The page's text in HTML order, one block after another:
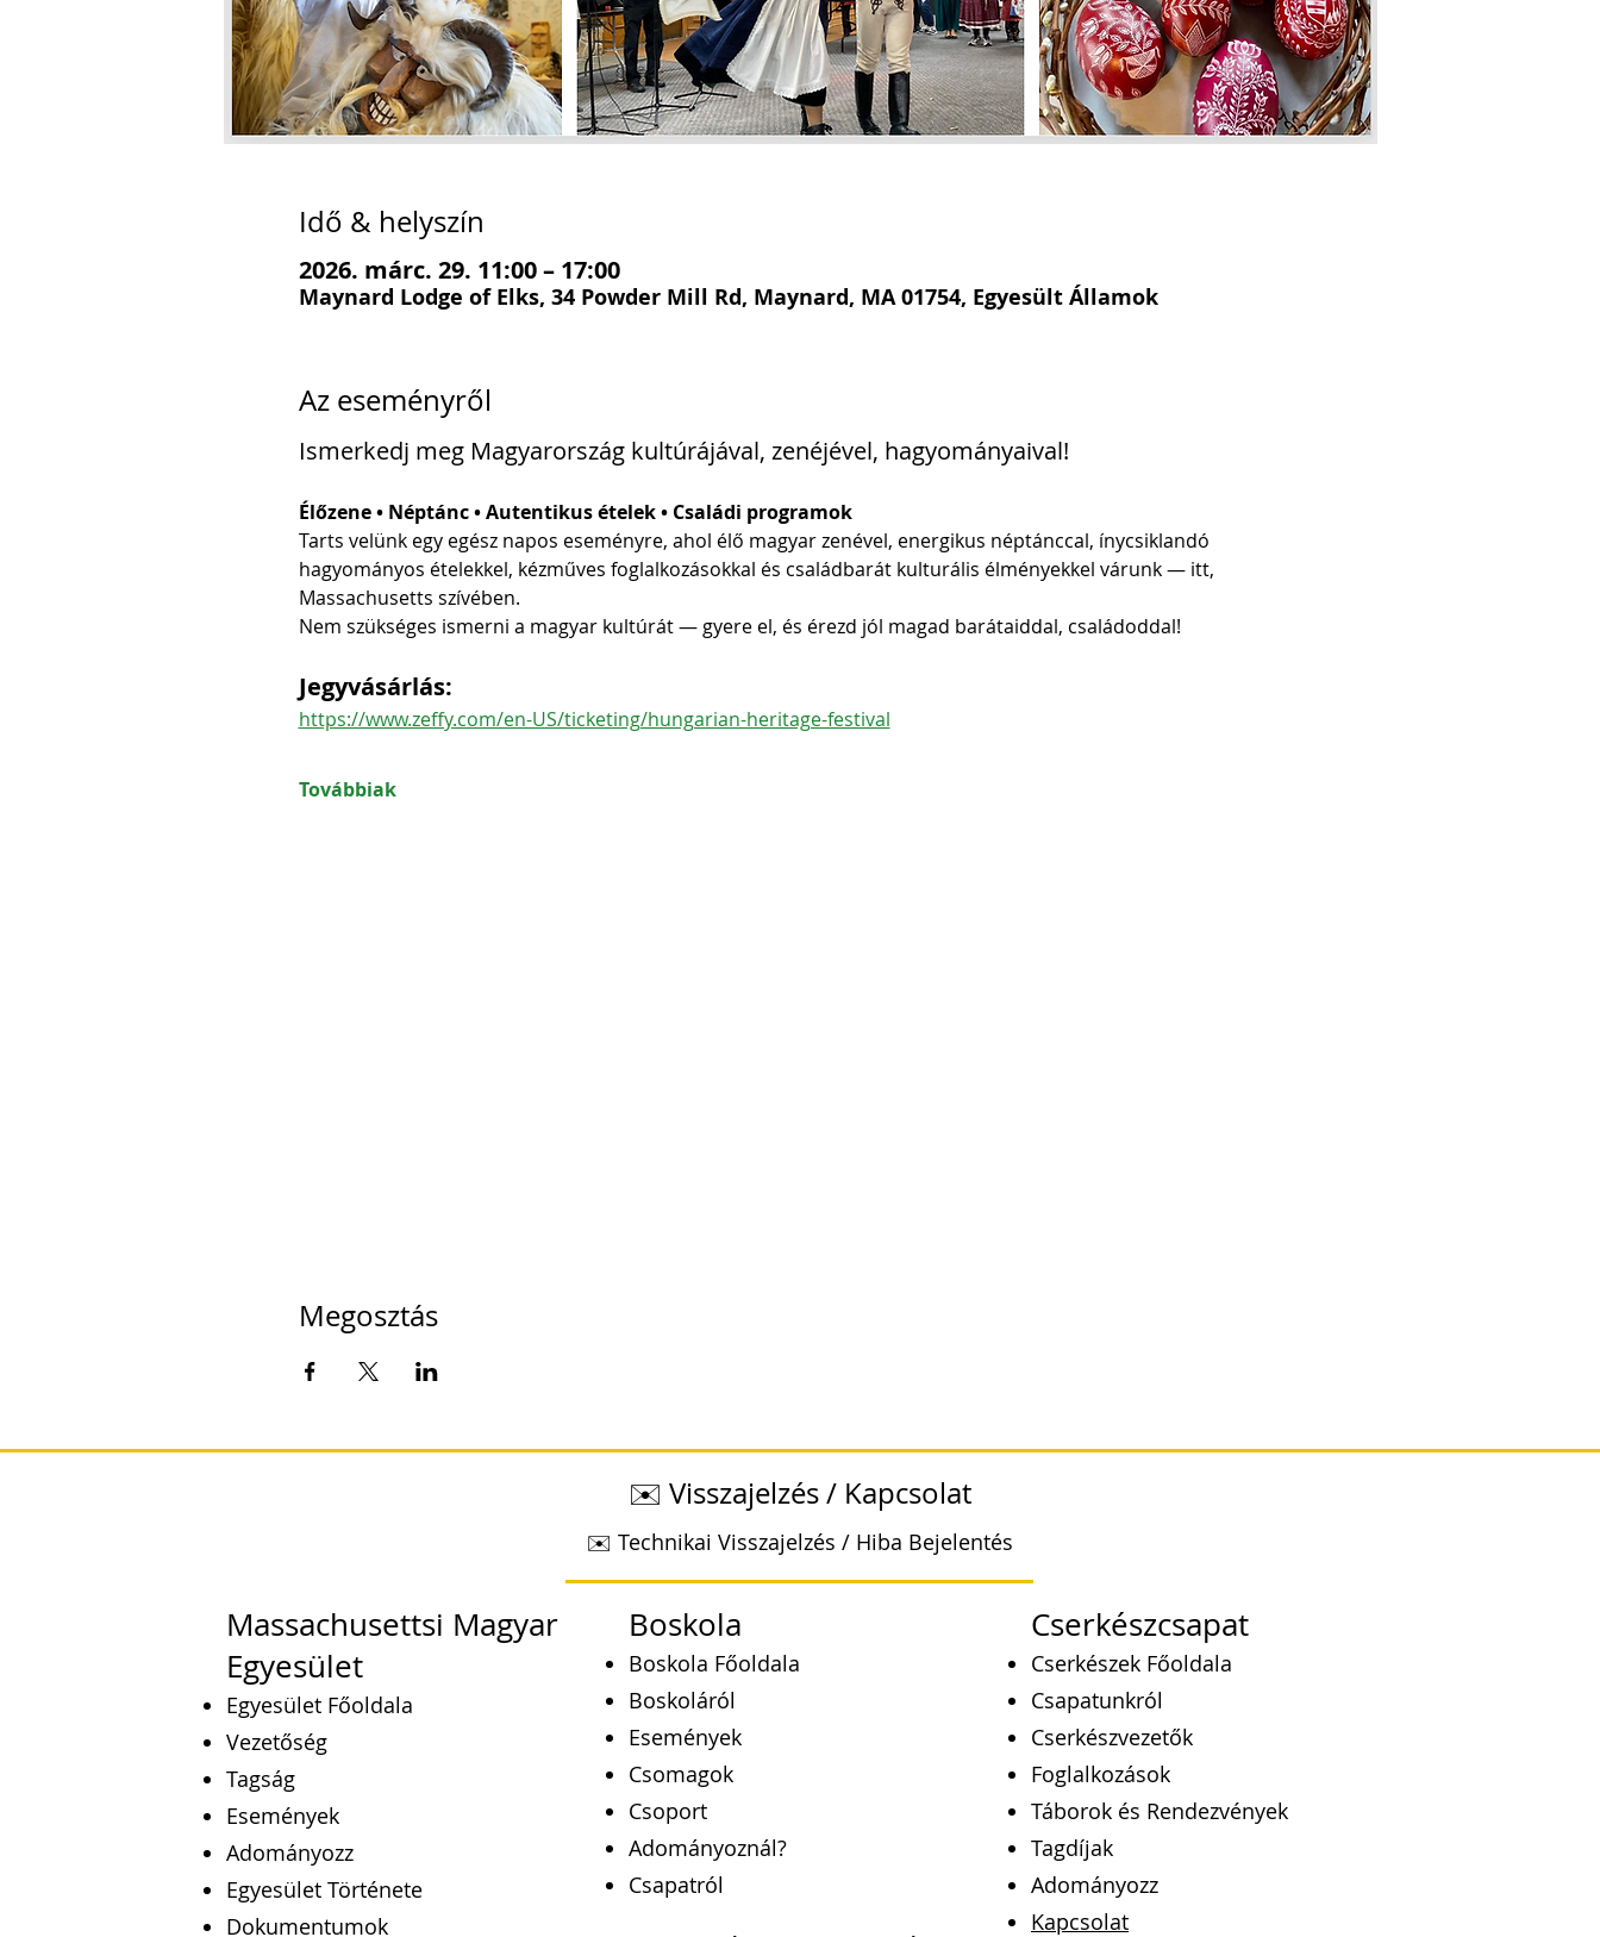
Idő & helyszín
2026. márc. 29. 11:00 – 17:00
Maynard Lodge of Elks, 34 Powder Mill Rd, Maynard, MA 01754, Egyesült Államok
Az eseményről
Ismerkedj meg Magyarország kultúrájával, zenéjével, hagyományaival!
Élőzene • Néptánc • Autentikus ételek • Családi programok
Tarts velünk egy egész napos eseményre, ahol élő magyar zenével, energikus néptánccal, ínycsiklandó
hagyományos ételekkel, kézműves foglalkozásokkal és családbarát kulturális élményekkel várunk — itt,
Massachusetts szívében.
Nem szükséges ismerni a magyar kultúrát — gyere el, és érezd jól magad barátaiddal, családoddal!
Jegyvásárlás:
https://www.zeffy.com/en-US/ticketing/hungarian-heritage-festival
Továbbiak
Megosztás
✉️ Visszajelzés / Kapcsolat
✉️ Technikai Visszajelzés / Hiba Bejelentés
Massachusettsi Magyar
Egyesület
Egyesület Főoldala
Vezetőség
Tagság
Események
Adományozz
Egyesület Története
Dokumentumok
Boskola
Boskola Főoldala
Boskoláról
Események
Csomagok
Csoport
Adományoznál?
Csapatról
Cserkészcsapat
Cserkészek Főoldala
Csapatunkról
Cserkészvezetők
Foglalkozások
Táborok és Rendezvények
Tagdíjak
Adományozz
Kapcsolat